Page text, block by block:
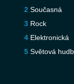
Současná
Rock
Elektronická
Světová